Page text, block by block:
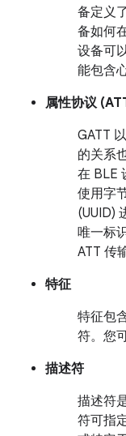
备定义
备如何
设备可
能包含
属性协议
GATT
的关系
在 BLE
使用字
(UUID)
唯一标
ATT 传
特征
特征包
符。您
描述符
描述符
符可指